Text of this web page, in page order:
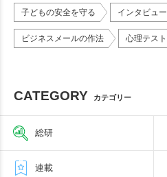
子どもの安全を守る インタビュー
ビジネスメールの作法 心理テスト
CATEGORY カテゴリー
総研
連載